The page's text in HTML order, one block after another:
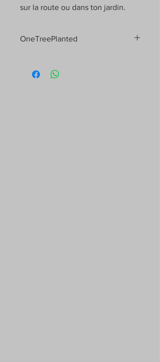
sur la route ou dans ton jardin.
OneTreePlanted
une entreprise qui contribue à la